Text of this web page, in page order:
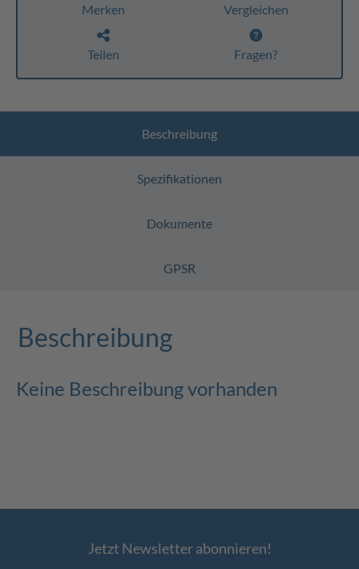
Merken Vergleichen
Teilen Fragen?
Beschreibung
Spezifikationen
Dokumente
GPSR
Beschreibung
Keine Beschreibung vorhanden
Jetzt Newsletter abonnieren!